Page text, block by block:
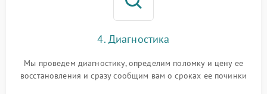
4. Диагностика
Мы проведем диагностику, определим поломку и цену ее
восстановления и сразу сообщим вам о сроках ее починки